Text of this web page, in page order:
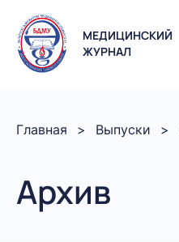
МЕДИЦИНСКИЙ
ЖУРНАЛ
Главная Выпуски
Архив